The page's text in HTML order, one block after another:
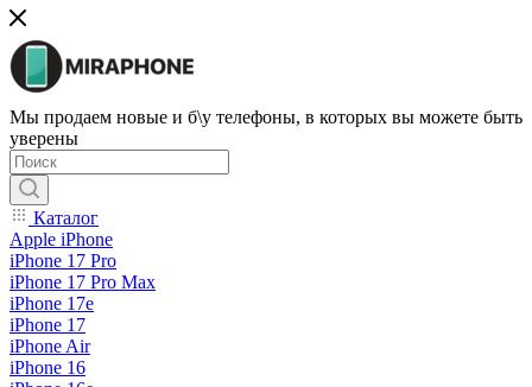
Мы продаем новые и б\у телефоны, в которых вы можете быть
уверены
Каталог
Apple iPhone
iPhone 17 Pro
iPhone 17 Pro Max
iPhone 17e
iPhone 17
iPhone Air
iPhone 16